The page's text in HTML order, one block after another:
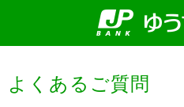
よくあるご質問